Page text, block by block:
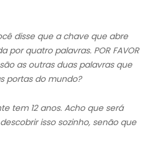
disse que a chave que abre
por quatro palavras. POR FAVOR
as outras duas palavras que
portas do mundo?
tem 12 anos. Acho que será
isso sozinho, senão que